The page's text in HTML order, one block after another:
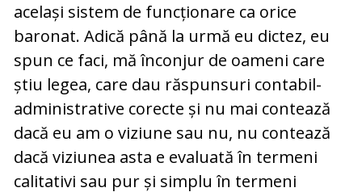
același sistem de funcționare ca orice
baronat. Adică până la urmă eu dictez, eu
spun ce faci, mă înconjur de oameni care
știu legea, care dau răspunsuri contabil-
administrative corecte și nu mai contează
dacă eu am o viziune sau nu, nu contează
dacă viziunea asta e evaluată în termeni
calitativi sau pur și simplu în termeni